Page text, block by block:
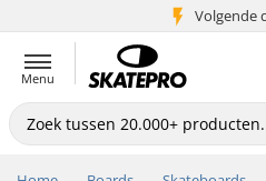
Volgende
5+ mln.
Menu